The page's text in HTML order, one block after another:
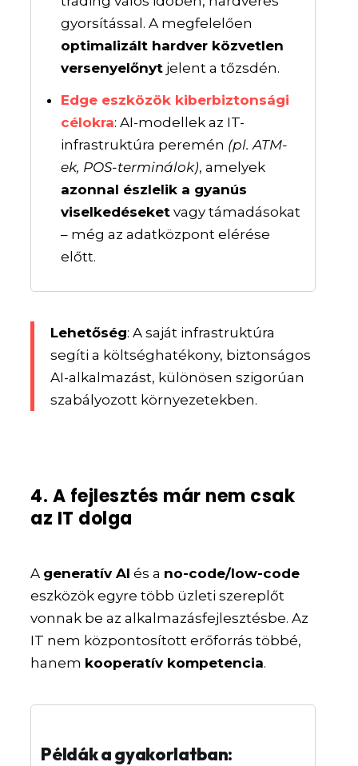
gyorsítással. A megfelelően
optimalizált hardver közvetlen
versenyelőnyt jelent a tőzsdén.
Edge eszközök kiberbiztonsági
célokra: AI-modellek az IT-
infrastruktúra peremén (pl. ATM-
ek, POS-terminálok), amelyek
azonnal észlelik a gyanús
viselkedéseket vagy támadásokat
– még az adatközpont elérése
előtt.
Lehetőség: A saját infrastruktúra
segíti a költséghatékony, biztonságos
AI-alkalmazást, különösen szigorúan
szabályozott környezetekben.
4. A fejlesztés már nem csak
az IT dolga
A generatív AI és a no-code/low-code
eszközök egyre több üzleti szereplőt
vonnak be az alkalmazásfejlesztésbe. Az
IT nem központosított erőforrás többé,
hanem kooperatív kompetencia.
Példák a gyakorlatban: